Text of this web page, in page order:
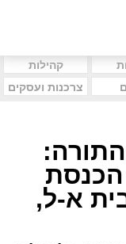
קהילות
צרכנות ועסקים
א-ל,